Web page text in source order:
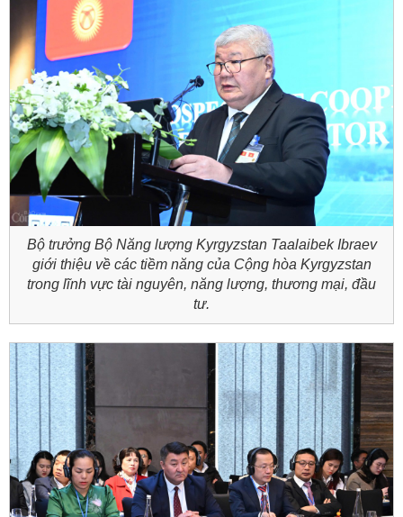
Bộ trưởng Bộ Năng lượng Kyrgyzstan Taalaibek Ibraev
giới thiệu về các tiềm năng của Cộng hòa Kyrgyzstan
trong lĩnh vực tài nguyên, năng lượng, thương mại, đầu
tư.